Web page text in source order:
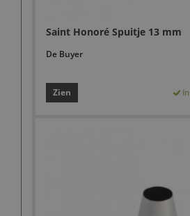
Saint Honoré Spuitje 13 mm
De Buyer
Zien